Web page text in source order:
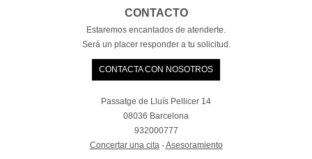
CONTACTO
Estaremos encantados de atenderte.
Será un placer responder a tu solicitud.
CONTACTA CON NOSOTROS
Passatge de Lluís Pellicer 14
08036 Barcelona
932000777
Concertar una cita· Asesoramiento